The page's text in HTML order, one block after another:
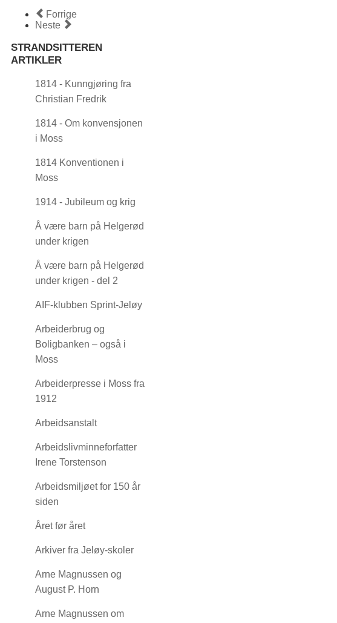
Forrige
Neste
STRANDSITTEREN
ARTIKLER
1814 - Kunngjøring fra
Christian Fredrik
1814 - Om konvensjonen
i Moss
1814 Konventionen i
Moss
1914 - Jubileum og krig
Å være barn på Helgerød
under krigen
Å være barn på Helgerød
under krigen - del 2
AIF-klubben Sprint-Jeløy
Arbeiderbrug og
Boligbanken – også i
Moss
Arbeiderpresse i Moss fra
1912
Arbeidsanstalt
Arbeidslivminneforfatter
Irene Torstenson
Arbeidsmiljøet for 150 år
siden
Året før året
Arkiver fra Jeløy-skoler
Arne Magnussen og
August P. Horn
Arne Magnussen om